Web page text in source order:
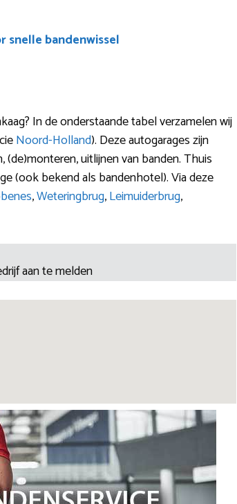
snelle bandenwissel
In de onderstaande tabel verzamelen wij
Noord-Holland). Deze autogarages zijn
(de)monteren, uitlijnen van banden. Thuis
(ook bekend als bandenhotel). Via deze
,Weteringbrug,Leimuiderbrug,
aan te melden